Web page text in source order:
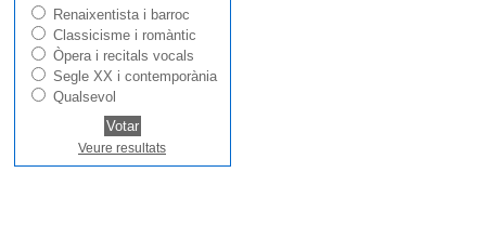
Renaixentista i barroc
Classicisme i romàntic
Òpera i recitals vocals
Segle XX i contemporània
Qualsevol
Veure resultats